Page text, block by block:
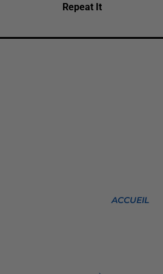
Repeat It
ACCUEIL